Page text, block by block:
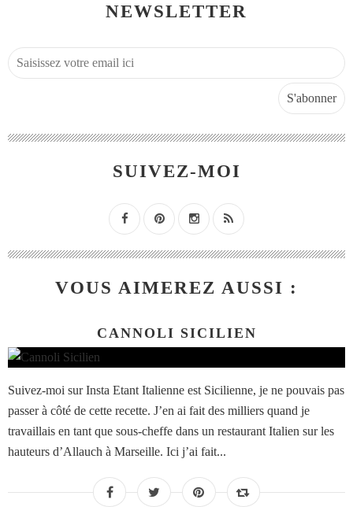
NEWSLETTER
SUIVEZ-MOI
VOUS AIMEREZ AUSSI :
CANNOLI SICILIEN
Suivez-moi sur Insta Etant Italienne est Sicilienne, je ne pouvais pas
passer à côté de cette recette. J’en ai fait des milliers quand je
travaillais en tant que sous-cheffe dans un restaurant Italien sur les
hauteurs d’Allauch à Marseille. Ici j’ai fait...